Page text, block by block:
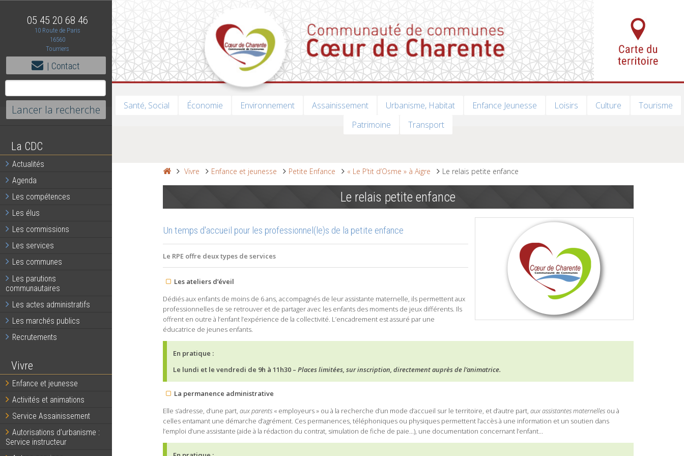
05 45 20 68 46
10 Route de Paris
16560
Tourriers
| Contact
La CDC
Actualités
Agenda
Les compétences
Les élus
Les commissions
Les services
Les communes
Les parutions
communautaires
Les actes administratifs
Les marchés publics
Recrutements
Vivre
Enfance et jeunesse
Activités et animations
Service Assainissement
Autorisations d’urbanisme :
Service instructeur
Santé, Social Économie Environnement Assainissement Urbanisme, Habitat Enfance Jeunesse Loisirs Culture
Tourisme
Patrimoine
Transport
Vivre Enfance et jeunesse Petite Enfance « Le P’tit d’Osme » à Aigre Le relais petite enfance
Le relais petite enfance
Un temps d'accueil pour les professionnel(le)s de la petite enfance
Le RPE offre deux types de services
Les ateliers d’éveil
Dédiés aux enfants de moins de 6 ans, accompagnés de leur assistante maternelle, ils permettent aux
professionnelles de se retrouver et de partager avec les enfants des moments de jeux différents. Ils
offrent en outre à l’enfant l’expérience de la collectivité. L’encadrement est assuré par une
éducatrice de jeunes enfants.
En pratique :
Le lundi et le vendredi de 9h à 11h30 –Places limitées, sur inscription, directement auprès de l’animatrice.
La permanence administrative
Elle s’adresse, d’une part, aux parents« employeurs » ou à la recherche d’un mode d’accueil sur le territoire, et d’autre part, aux assistantes maternellesou à
celles entamant une démarche d’agrément. Ces permanences, téléphoniques ou physiques permettent l’accès à une information et un soutien dans
l’emploi d’une assistante (aide à la rédaction du contrat, simulation de fiche de paie…), une documentation concernant l’enfant…